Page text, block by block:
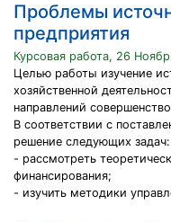
Проблемы
предприятия
Курсовая работа, 26
Целью работы изучение
хозяйственной
направлений
В соответствии с
решение следующих задач:
- рассмотреть
финансирования;
- изучить методики